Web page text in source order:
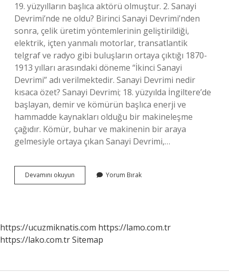
19. yüzyılların başlıca aktörü olmuştur. 2. Sanayi
Devrimi’nde ne oldu? Birinci Sanayi Devrimi’nden
sonra, çelik üretim yöntemlerinin geliştirildiği,
elektrik, içten yanmalı motorlar, transatlantik
telgraf ve radyo gibi buluşların ortaya çıktığı 1870-
1913 yılları arasındaki döneme “İkinci Sanayi
Devrimi” adı verilmektedir. Sanayi Devrimi nedir
kısaca özet? Sanayi Devrimi; 18. yüzyılda İngiltere’de
başlayan, demir ve kömürün başlıca enerji ve
hammadde kaynakları olduğu bir makineleşme
çağıdır. Kömür, buhar ve makinenin bir araya
gelmesiyle ortaya çıkan Sanayi Devrimi,…
Devamını okuyun
Devrimi
Yorum Bırak
https://ucuzmiknatis.com https://lamo.com.tr
https://lako.com.trSitemap